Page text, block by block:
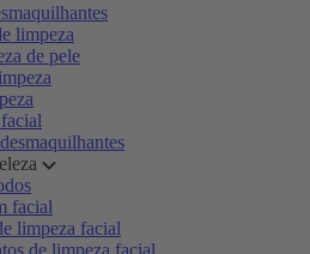
limpeza
de pele
facial
limpeza facial
de limpeza facial